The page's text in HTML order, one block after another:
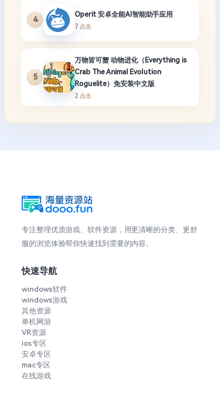
2
Chat2API客户端 任何大模型转成api
3 点击
3
Winlator 11.0 最终汉化版 安卓手机流
畅运行PC游戏
3 点击
2 点击
专注整理优质游戏、软件资源，用更清晰的分类、更舒
服的浏览体验帮你快速找到需要的内容。
快速导航